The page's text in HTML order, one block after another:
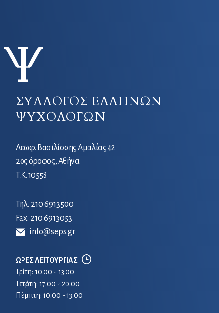
ΣΥΛΛΟΓΟΣ ΕΛΛΗΝΩΝ
ΨΥΧΟΛΟΓΩΝ
Λεωφ. Βασιλίσσης Αμαλίας 42
2ος όροφος, Αθήνα
Τ.Κ. 10558
Τηλ. 210 6913500
Fax. 210 6913053
info@seps.gr
ΩΡΕΣ ΛΕΙΤΟΥΡΓΙΑΣ
Τρίτη: 10.00 - 13.00
Τετἀρτη: 17.00 - 20.00
Πέμπτη: 10.00 - 13.00